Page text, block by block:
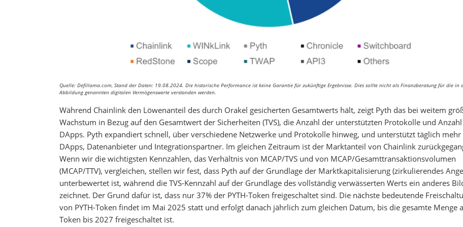
Quelle: Defillama.com, Stand der Daten: 19.08.2024. Die historische Performance ist keine Garantie für zukünftige Ergebnisse. Dies sollte nicht als Finanzberatung für die in
Abbildung genannten digitalen Vermögenswerte verstanden werden.
Während Chainlink den Löwenanteil des durch Orakel gesicherten Gesamtwerts hält, zeigt Pyth das bei weitem
Wachstum in Bezug auf den Gesamtwert der Sicherheiten (TVS), die Anzahl der unterstützten Protokolle und
DApps. Pyth expandiert schnell, über verschiedene Netzwerke und Protokolle hinweg, und unterstützt täglich mehr
DApps, Datenanbieter und Integrationspartner. Im gleichen Zeitraum ist der Marktanteil von Chainlink
Wenn wir die wichtigsten Kennzahlen, das Verhältnis von MCAP/TVS und von MCAP/Gesamttransaktionsvolumen
(MCAP/TTV), vergleichen, stellen wir fest, dass Pyth auf der Grundlage der Marktkapitalisierung (zirkulierendes
unterbewertet ist, während die TVS-Kennzahl auf der Grundlage des vollständig verwässerten Werts ein anderes
zeichnet. Der Grund dafür ist, dass nur 37% der PYTH-Token freigeschaltet sind. Die nächste bedeutende
von PYTH-Token findet im Mai 2025 statt und erfolgt danach jährlich zum gleichen Datum, bis die gesamte Menge
Token bis 2027 freigeschaltet ist.